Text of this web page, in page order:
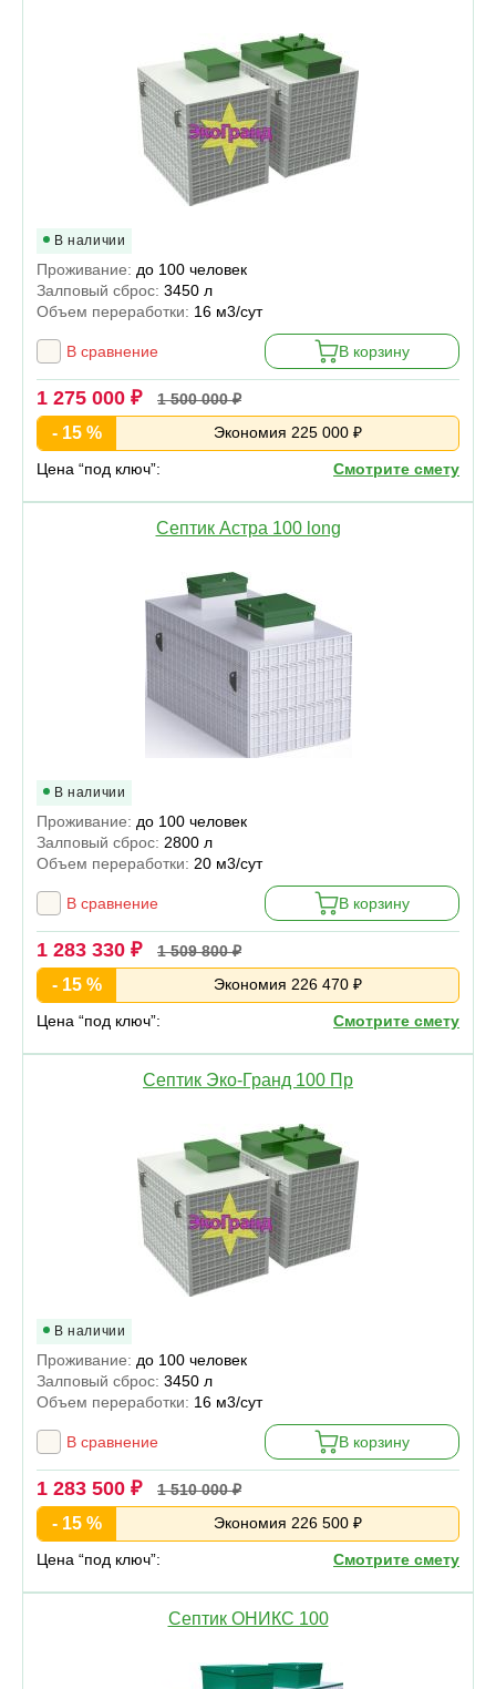
В наличии
Проживание: до 100 человек
Залповый сброс: 3450 л
Объем переработки: 16 м3/сут
В сравнение В корзину
1 275 000 ₽ 1 500 000 ₽
- 15 % Экономия 225 000 ₽
Цена “под ключ”: Смотрите смету
Септик Астра 100 long
В наличии
Проживание: до 100 человек
Залповый сброс: 2800 л
Объем переработки: 20 м3/сут
В сравнение В корзину
1 283 330 ₽ 1 509 800 ₽
- 15 % Экономия 226 470 ₽
Цена “под ключ”: Смотрите смету
Септик Эко-Гранд 100 Пр
В наличии
Проживание: до 100 человек
Залповый сброс: 3450 л
Объем переработки: 16 м3/сут
В сравнение В корзину
1 283 500 ₽ 1 510 000 ₽
- 15 % Экономия 226 500 ₽
Цена “под ключ”: Смотрите смету
Септик ОНИКС 100